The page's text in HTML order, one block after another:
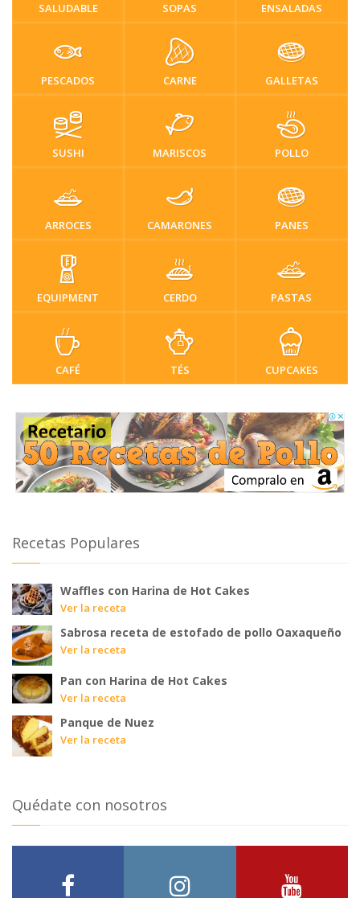
SALUDABLE SOPAS ENSALADAS
PESCADOS CARNE GALLETAS
SUSHI MARISCOS POLLO
ARROCES CAMARONES PANES
EQUIPMENT CERDO PASTAS
CAFÉ TÉS CUPCAKES
Recetas Populares
Waffles con Harina de Hot Cakes
Ver la receta
Sabrosa receta de estofado de pollo Oaxaqueño
Ver la receta
Pan con Harina de Hot Cakes
Ver la receta
Panque de Nuez
Ver la receta
Quédate con nosotros